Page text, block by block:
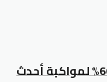
كود خصم اوت نت اروى يصل 60% لمواكبة أحدث